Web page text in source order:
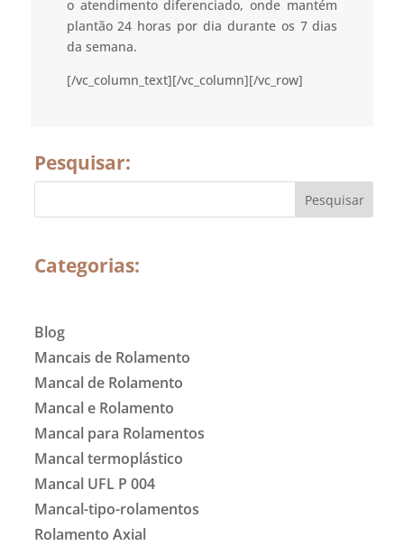
o atendimento diferenciado, onde mantém
plantão 24 horas por dia durante os 7 dias
da semana.
[/vc_column_text][/vc_column][/vc_row]
Pesquisar:
Categorias:
Blog
Mancais de Rolamento
Mancal de Rolamento
Mancal e Rolamento
Mancal para Rolamentos
Mancal termoplástico
Mancal UFL P 004
Mancal-tipo-rolamentos
Rolamento Axial